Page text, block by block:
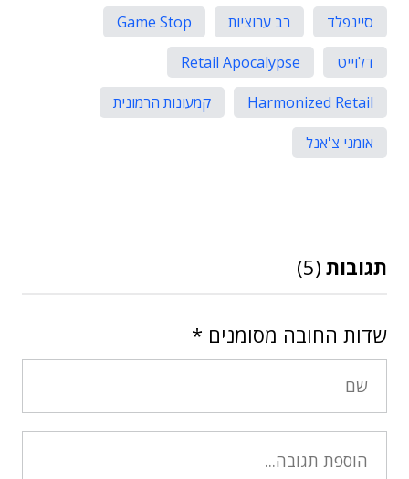
סיינפלד
רב ערוציות
Game Stop
דלוייט
Retail Apocalypse
Harmonized Retail
קמעונות הרמונית
אומני צ'אנל
תגובות (5)
שדות החובה מסומנים *